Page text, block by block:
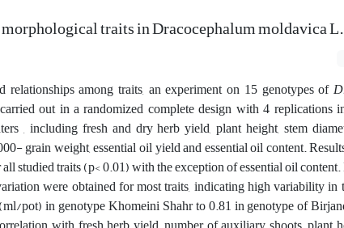
traits in Dracocephalum moldavica
among traits, an experiment on 15 genotypes of
out in a randomized complete design with 4 replications
, including fresh and dry herb yield, plant height, stem
grain weight, essential oil yield and essential oil content.
studied traits (p< 0.01) with the exception of essential oil
were obtained for most traits, indicating high variability in
pot) in genotype Khomeini Shahr to 0.81 in genotype of